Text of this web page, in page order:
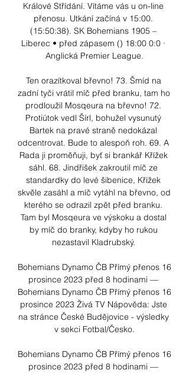
Králové Střídání. Vítáme vás u on-line
přenosu. Utkání začíná v 15:00.
(15:50:38). SK Bohemians 1905 –
Liberec • před zápasem () 18:00 0:0 ·
Anglická Premier League.
Ten orazítkoval břevno! 73. Šmíd na
zadní tyči vrátil míč před branku, tam ho
prodloužil Mosqeura na břevno! 72.
Protiútok vedl Šírl, bohužel vysunutý
Bartek na pravé straně nedokázal
odcentrovat. Bude to alespoň roh. 69. A
Rada ji proměňuji, byť si brankář Křížek
sáhl. 68. Jindřišek zakroutil míč ze
standardky do levé šibenice, Křížek
skvěle zasáhl a míč vytáhl na břevno, od
kterého se odrazil zpět před branku.
Tam byl Mosqeura ve výskoku a dostal
by míč do branky, kdyby ho rukou
nezastavil Kladrubský.
Bohemians Dynamo ČB Přímý přenos 16
prosince 2023 před 8 hodinami —
Bohemians Dynamo ČB Přímý přenos 16
prosince 2023 Živá TV Nápověda: Jste
na stránce České Budějovice - výsledky
v sekci Fotbal/Česko.
Bohemians Dynamo ČB Přímý přenos 16
prosince 2023 před 8 hodinami —